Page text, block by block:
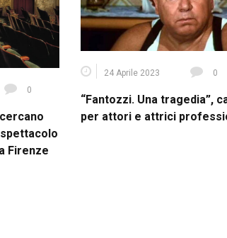
0
Firenze
24 Aprile 2023 0
“Fantozzi. Una tragedia”,
per attori e attrici